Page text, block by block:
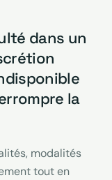
dans un
la
modalités
tout en